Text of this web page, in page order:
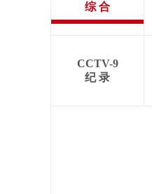
综 合
CCTV-9
纪 录